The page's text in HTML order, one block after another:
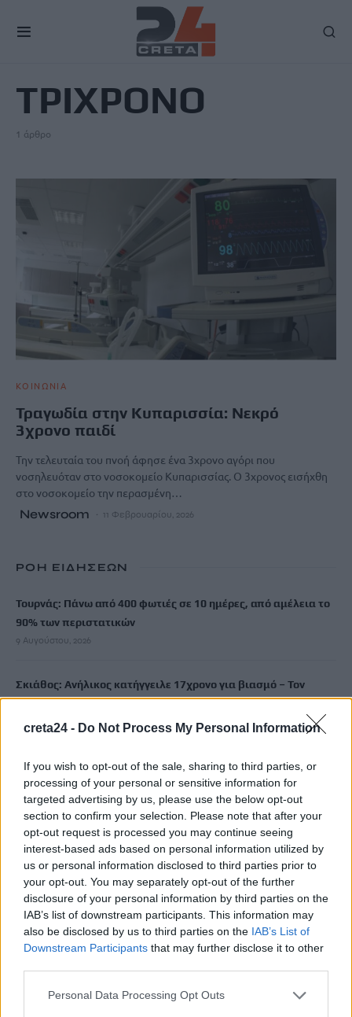
creta24 - Do Not Process My Personal Information
If you wish to opt-out of the sale, sharing to third parties, or
processing of your personal or sensitive information for
targeted advertising by us, please use the below opt-out
section to confirm your selection. Please note that after your
opt-out request is processed you may continue seeing
interest-based ads based on personal information utilized by
us or personal information disclosed to third parties prior to
your opt-out. You may separately opt-out of the further
disclosure of your personal information by third parties on the
IAB’s list of downstream participants. This information may
also be disclosed by us to third parties on the IAB’s List of
Downstream Participants that may further disclose it to other
Personal Data Processing Opt Outs
ΤΡΙΧΡΟΝΟ
1 άρθρο
ΚΟΙΝΩΝΙΑ
Τραγωδία στην Κυπαρισσία: Νεκρό
3χρονο παιδί
Την τελευταία του πνοή άφησε ένα 3χρονο αγόρι που
νοσηλευόταν στο νοσοκομείο Κυπαρισσίας. Ο 3χρονος εισήχθη
στο νοσοκομείο την περασμένη…
Newsroom 11 Φεβρουαρίου, 2026
ΡΟΗ ΕΙΔΗΣΕΩΝ
Τουρνάς: Πάνω από 400 φωτιές σε 10 ημέρες, από αμέλεια το
90% των περιστατικών
9 Αυγούστου, 2026
Σκιάθος: Ανήλικος κατήγγειλε 17χρονο για βιασμό – Τον
απειλούσε με διαρροή βίντεο στο διαδίκτυο
9 Αυγούστου, 2026
Κίσσαμος: Συνελήφθη 32χρονος για πέντε κλοπές από
επιχειρήσεις
9 Αυγούστου, 2026
Με… κράτηση σε Μπάλο, Ελαφονήσι και Φαλάσαρνα
9 Αυγούστου, 2026
Ηράκλειο: Βλάβη στη μεγάλη γεώτρηση των Βασιλειών φέρνει
σοβαρά προβλήματα υδροδότησης σε 8 περιοχές
9 Αυγούστου, 2026
Γάζα: Νετανιάχου και Κατζ ενέκριναν έργα ανοικοδόμησης